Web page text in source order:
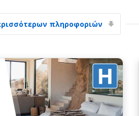
πληροφοριών
Μεγάλες
Αποκτήστε πρόσβαση σε
Σύνδεση